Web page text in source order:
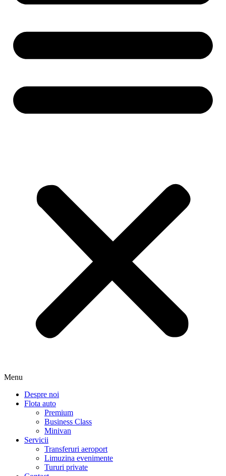
Menu
Despre noi
Flota auto
Premium
Business Class
Minivan
Servicii
Transferuri aeroport
Limuzina evenimente
Tururi private